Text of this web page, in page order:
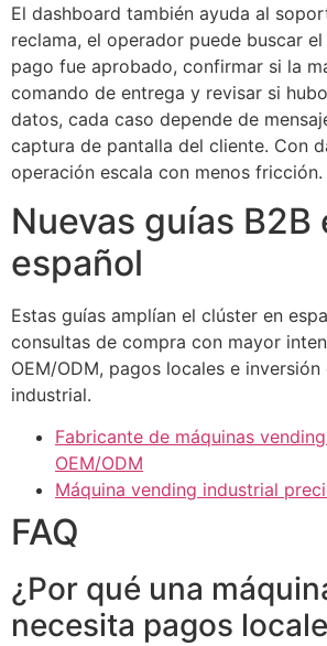
El dashboard también ayuda al
reclama, el operador puede buscar
pago fue aprobado, confirmar si la
comando de entrega y revisar si
datos, cada caso depende de
captura de pantalla del cliente. Con
operación escala con menos fricción.
Nuevas guías B2B
español
Estas guías amplían el clúster en
consultas de compra con mayor
OEM/ODM, pagos locales e inversión
industrial.
Fabricante de máquinas
OEM/ODM
Máquina vending industrial
FAQ
¿Por qué una
necesita pagos